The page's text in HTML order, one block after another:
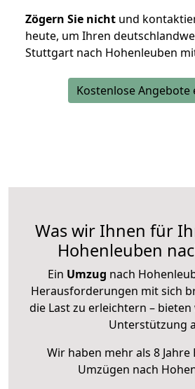
Zögern Sie nicht und
heute, um Ihren
Stuttgart nach Hohenleuben
Kostenlose Angebote
Was wir Ihnen für
Hohenleuben
Ein Umzug nach
Herausforderungen mit sich
die Last zu erleichtern –
Unterstützung
Wir haben mehr als 8
Umzügen nach